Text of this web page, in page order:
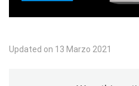
Updated on 13 Marzo 2021